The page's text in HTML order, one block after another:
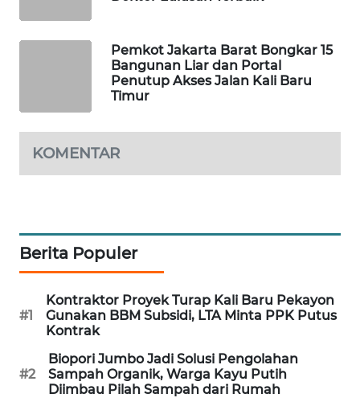
Pemkot Jakarta Barat Bongkar 15
Bangunan Liar dan Portal
Penutup Akses Jalan Kali Baru
Timur
KOMENTAR
Berita Populer
#1
Kontraktor Proyek Turap Kali Baru Pekayon
Gunakan BBM Subsidi, LTA Minta PPK Putus
Kontrak
#2
Biopori Jumbo Jadi Solusi Pengolahan
Sampah Organik, Warga Kayu Putih
Diimbau Pilah Sampah dari Rumah
METRO
JAKARTA
NEWS
KRT
NEWS
KARING